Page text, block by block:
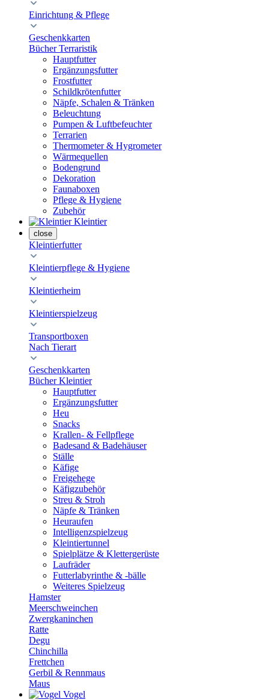
Einrichtung & Pflege
Geschenkkarten
Bücher Terraristik
Hauptfutter
Ergänzungsfutter
Frostfutter
Schildkrötenfutter
Näpfe, Schalen & Tränken
Beleuchtung
Pumpen & Luftbefeuchter
Terrarien
Thermometer & Hygrometer
Wärmequellen
Bodengrund
Dekoration
Faunaboxen
Pflege & Hygiene
Zubehör
Kleintier
close
Kleintierfutter
Kleintierpflege & Hygiene
Kleintierheim
Kleintierspielzeug
Transportboxen
Nach Tierart
Geschenkkarten
Bücher Kleintier
Hauptfutter
Ergänzungsfutter
Heu
Snacks
Krallen- & Fellpflege
Badesand & Badehäuser
Ställe
Käfige
Freigehege
Käfigzubehör
Streu & Stroh
Näpfe & Tränken
Heuraufen
Intelligenzspielzeug
Kleintiertunnel
Spielplätze & Klettergerüste
Laufräder
Futterlabyrinthe & -bälle
Weiteres Spielzeug
Hamster
Meerschweinchen
Zwergkaninchen
Ratte
Degu
Chinchilla
Frettchen
Gerbil & Rennmaus
Maus
Vogel